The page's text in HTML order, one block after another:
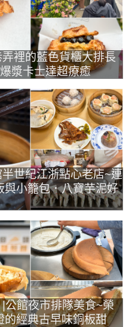
裡的藍色貨櫃大排長
漿卡士達超療癒
世紀江浙點心老店~連
與小籠包．八寶芋泥好
公館夜市排隊美食~榮
的經典古早味銅板甜